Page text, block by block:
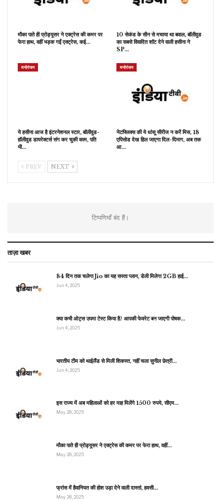
मौका पाते ही प्रोड्यूसर ने एक्ट्रेस की कमर पर
फेरा हाथ, वहीं भड़क गईं एक्ट्रेस, कई…
10 सेकंड के सीन से मचाया था बवाल, बॉलीवुड
का सबसे विवादित शॉट देने वाली हसीना ने
SP…
मनोरंजन
ये हसीना आज है इंटरनेशनल स्टार, बॉलीवुड-
हॉलीवुड डायरेक्टर्स संग कर चुकी काम, पति
भी…
मनोरंजन
नेटफ्लिक्स की ये धांसू सीरीज न करें मिस, 18
एपिसोड देख हिल जाएगा दिल-दिमाग, अब तक
आ…
PREV NEXT
टिप्पणियाँ बंद हैं।
ताज़ा खबर
84 दिन तक चलेगा Jio का यह सस्ता प्लान, डेली मिलेगा 2GB हाई…
Jun 4, 2025
क्या कभी ओट्स उपमा टेस्ट किया है? आपकी फेवरेट बन जाएगी पोषक…
Jun 4, 2025
भारतीय टीम को थाईलैंड से मिली शिकस्त, नहीं चला सुनील छेत्री…
Jun 4, 2025
इस राज्य में अब महिलाओं को हर माह मिलेंगे 1500 रुपये, सीएम…
May 28, 2025
मौका पाते ही प्रोड्यूसर ने एक्ट्रेस की कमर पर फेरा हाथ, वहीं…
May 28, 2025
फ्रांस में हैवानियत की होश उड़ा देने वाली दास्तां, हवसी…
May 28, 2025